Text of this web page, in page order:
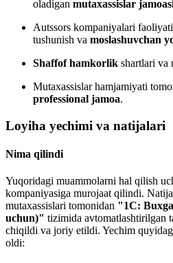
oladigan mutaxassislar
Autssors kompaniyalari
tushunish va moslashuvchan
Shaffof hamkorlik shartlari va
Mutaxassislar hamjamiyati
professional jamoa.
Loyiha yechimi va natijalari
Nima qilindi
Yuqoridagi muammolarni hal qilish
kompaniyasiga murojaat qilindi.
mutaxassislari tomonidan "1C:
uchun)" tizimida avtomatlashtirilgan
chiqildi va joriy etildi. Yechim
oldi: